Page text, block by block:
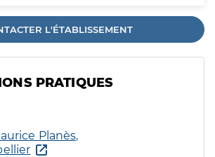
L'ÉTABLISSEMENT
PRATIQUES
Planès,